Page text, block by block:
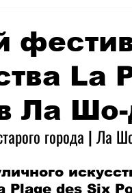
Афиша Стиль
Русская
Шоу Афиша - Поп -
La
Ла
города | Ла
des Six